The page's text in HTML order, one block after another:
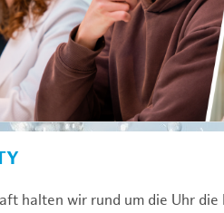
halten wir rund um die Uhr